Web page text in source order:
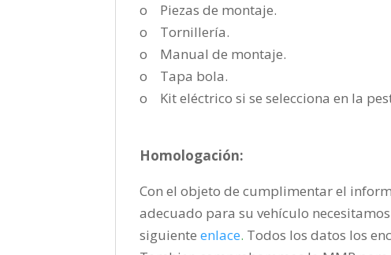
o Piezas de montaje.
o Tornillería.
o Manual de montaje.
o Tapa bola.
o Kit eléctrico si se selecciona en la
Homologación:
Con el objeto de cumplimentar el
adecuado para su vehículo
siguienteenlace. Todos los datos los